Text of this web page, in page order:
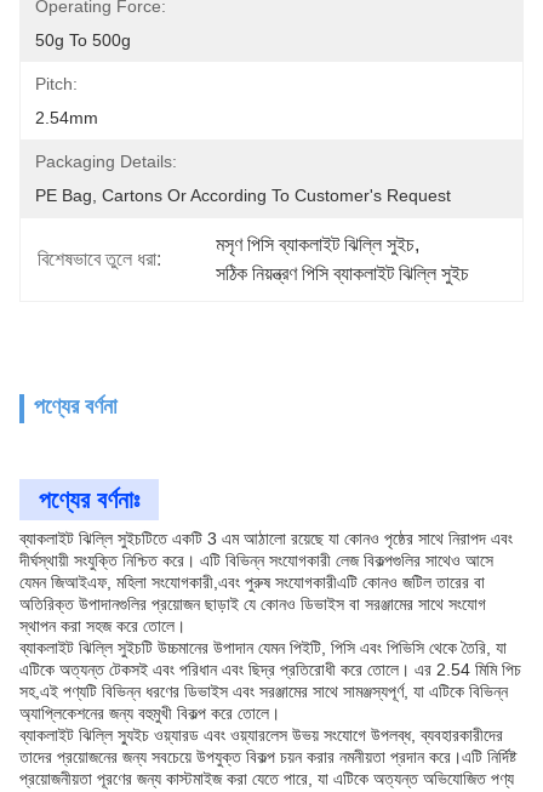
Operating Force:
50g To 500g
Pitch:
2.54mm
Packaging Details:
PE Bag, Cartons Or According To Customer's Request
বিশেষভাবে তুলে ধরা:
মসৃণ পিসি ব্যাকলাইট ঝিল্লি সুইচ,
সঠিক নিয়ন্ত্রণ পিসি ব্যাকলাইট ঝিল্লি সুইচ
পণ্যের বর্ণনা
পণ্যের বর্ণনাঃ
ব্যাকলাইট ঝিল্লি সুইচটিতে একটি 3 এম আঠালো রয়েছে যা কোনও পৃষ্ঠের সাথে নিরাপদ এবং
দীর্ঘস্থায়ী সংযুক্তি নিশ্চিত করে। এটি বিভিন্ন সংযোগকারী লেজ বিকল্পগুলির সাথেও আসে
যেমন জিআইএফ, মহিলা সংযোগকারী,এবং পুরুষ সংযোগকারীএটি কোনও জটিল তারের বা
অতিরিক্ত উপাদানগুলির প্রয়োজন ছাড়াই যে কোনও ডিভাইস বা সরঞ্জামের সাথে সংযোগ
স্থাপন করা সহজ করে তোলে।
ব্যাকলাইট ঝিল্লি সুইচটি উচ্চমানের উপাদান যেমন পিইটি, পিসি এবং পিভিসি থেকে তৈরি, যা
এটিকে অত্যন্ত টেকসই এবং পরিধান এবং ছিদ্র প্রতিরোধী করে তোলে। এর 2.54 মিমি পিচ
সহ,এই পণ্যটি বিভিন্ন ধরণের ডিভাইস এবং সরঞ্জামের সাথে সামঞ্জস্যপূর্ণ, যা এটিকে বিভিন্ন
অ্যাপ্লিকেশনের জন্য বহুমুখী বিকল্প করে তোলে।
ব্যাকলাইট ঝিল্লি স্যুইচ ওয়্যারড এবং ওয়্যারলেস উভয় সংযোগে উপলব্ধ, ব্যবহারকারীদের
তাদের প্রয়োজনের জন্য সবচেয়ে উপযুক্ত বিকল্প চয়ন করার নমনীয়তা প্রদান করে।এটি নির্দিষ্ট
প্রয়োজনীয়তা পূরণের জন্য কাস্টমাইজ করা যেতে পারে, যা এটিকে অত্যন্ত অভিযোজিত পণ্য